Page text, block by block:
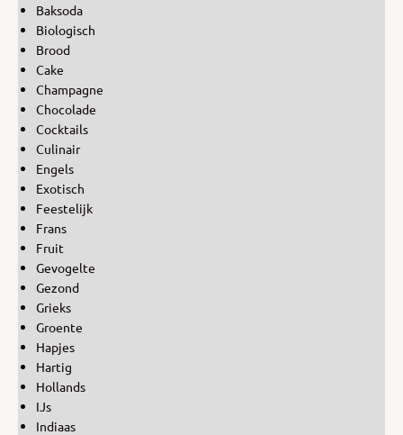
Baksoda
Biologisch
Brood
Cake
Champagne
Chocolade
Cocktails
Culinair
Engels
Exotisch
Feestelijk
Frans
Fruit
Gevogelte
Gezond
Grieks
Groente
Hapjes
Hartig
Hollands
IJs
Indiaas